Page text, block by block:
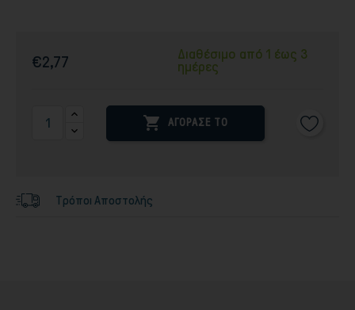
€2,77
Διαθέσιμο από 1 έως 3
ημέρες
 ΑΓΟΡΑΣΕ ΤΟ
Τρόποι Αποστολής